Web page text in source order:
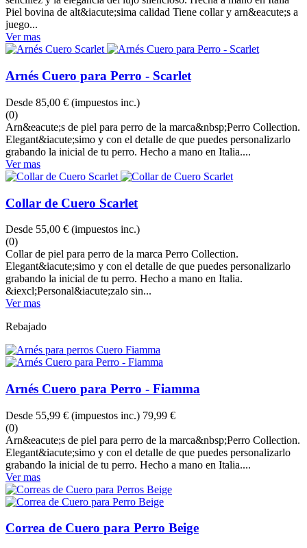
Piel bovina de alt&iacute;sima calidad Tiene collar y arn&eacute;s a
juego...
Ver mas
Arnés Cuero para Perro - Scarlet
Desde 85,00 € (impuestos inc.)
(0)
Arn&eacute;s de piel para perro de la marca&nbsp;Perro Collection.
Elegant&iacute;simo y con el detalle de que puedes personalizarlo
grabando la inicial de tu perro. Hecho a mano en Italia....
Ver mas
Collar de Cuero Scarlet
Desde 55,00 € (impuestos inc.)
(0)
Collar de piel para perro de la marca Perro Collection.
Elegant&iacute;simo y con el detalle de que puedes personalizarlo
grabando la inicial de tu perro. Hecho a mano en Italia.
&iexcl;Personal&iacute;zalo sin...
Ver mas
Rebajado
Arnés Cuero para Perro - Fiamma
Desde 55,99 € (impuestos inc.) 79,99 €
(0)
Arn&eacute;s de piel para perro de la marca&nbsp;Perro Collection.
Elegant&iacute;simo y con el detalle de que puedes personalizarlo
grabando la inicial de tu perro. Hecho a mano en Italia....
Ver mas
Correa de Cuero para Perro Beige